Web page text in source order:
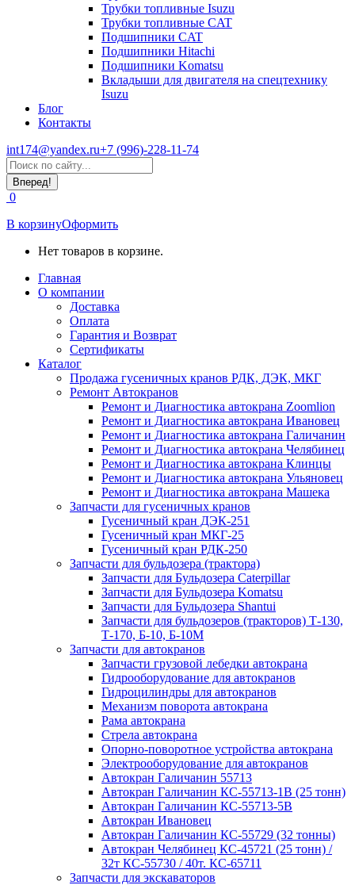
Трубки топливные Isuzu
Трубки топливные CAT
Подшипники CAT
Подшипники Hitachi
Подшипники Komatsu
Вкладыши для двигателя на спецтехнику
Isuzu
Блог
Контакты
int174@yandex.ru+7 (996)-228-11-74
Страница
WhatsApp
открывается
в
новом
окне
Поиск:
0
В корзинуОформить
Нет товаров в корзине.
Главная
О компании
Доставка
Оплата
Гарантия и Возврат
Сертификаты
Каталог
Продажа гусеничных кранов РДК, ДЭК, МКГ
Ремонт Автокранов
Ремонт и Диагностика автокрана Zoomlion
Ремонт и Диагностика автокрана Ивановец
Ремонт и Диагностика автокрана Галичанин
Ремонт и Диагностика автокрана Челябинец
Ремонт и Диагностика автокрана Клинцы
Ремонт и Диагностика автокрана Ульяновец
Ремонт и Диагностика автокрана Машека
Запчасти для гусеничных кранов
Гусеничный кран ДЭК-251
Гусеничный кран МКГ-25
Гусеничный кран РДК-250
Запчасти для бульдозера (трактора)
Запчасти для Бульдозера Caterpillar
Запчасти для Бульдозера Komatsu
Запчасти для Бульдозера Shantui
Запчасти для бульдозеров (тракторов) Т-130,
Т-170, Б-10, Б-10М
Запчасти для автокранов
Запчасти грузовой лебедки автокрана
Гидрооборудование для автокранов
Гидроцилиндры для автокранов
Механизм поворота автокрана
Рама автокрана
Стрела автокрана
Опорно-поворотное устройства автокрана
Электрооборудование для автокранов
Автокран Галичанин 55713
Автокран Галичанин КС-55713-1В (25 тонн)
Автокран Галичанин КС-55713-5В
Автокран Ивановец
Автокран Галичанин КС-55729 (32 тонны)
Автокран Челябинец КС-45721 (25 тонн) /
32т КС-55730 / 40т. КС-65711
Запчасти для экскаваторов